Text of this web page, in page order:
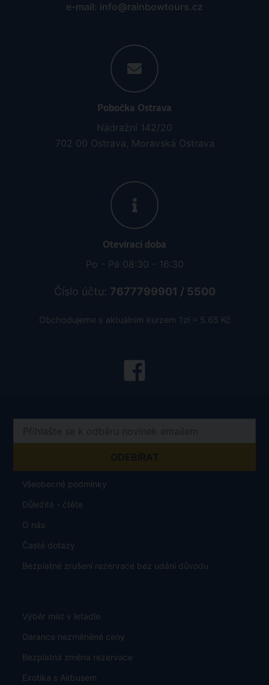
e-mail: info@rainbowtours.cz
Pobočka Ostrava
Nádražní 142/20
702 00 Ostrava, Moravská Ostrava
Otevírací doba
Po - Pá 08:30 - 16:30
Číslo účtu: 7677799901 / 5500
Obchodujeme s aktuálním kurzem 1zł = 5.65 Kč
Všeobecné podmínky
Důležité - čtěte
O nás
Časté dotazy
Bezplatné zrušení rezervace bez udání důvodu
Výběr míst v letadle
Garance nezměněné ceny
Bezplatná změna rezervace
Exotika s Airbusem